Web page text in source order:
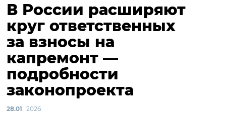
В России расширяют
круг ответственных
за взносы на
капремонт —
подробности
законопроекта
28.01 2026